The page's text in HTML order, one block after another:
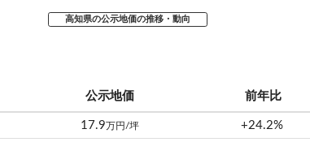
高知県の公示地価の推移・動向
公示地価 前年比
17.9万円/坪 +24.2%